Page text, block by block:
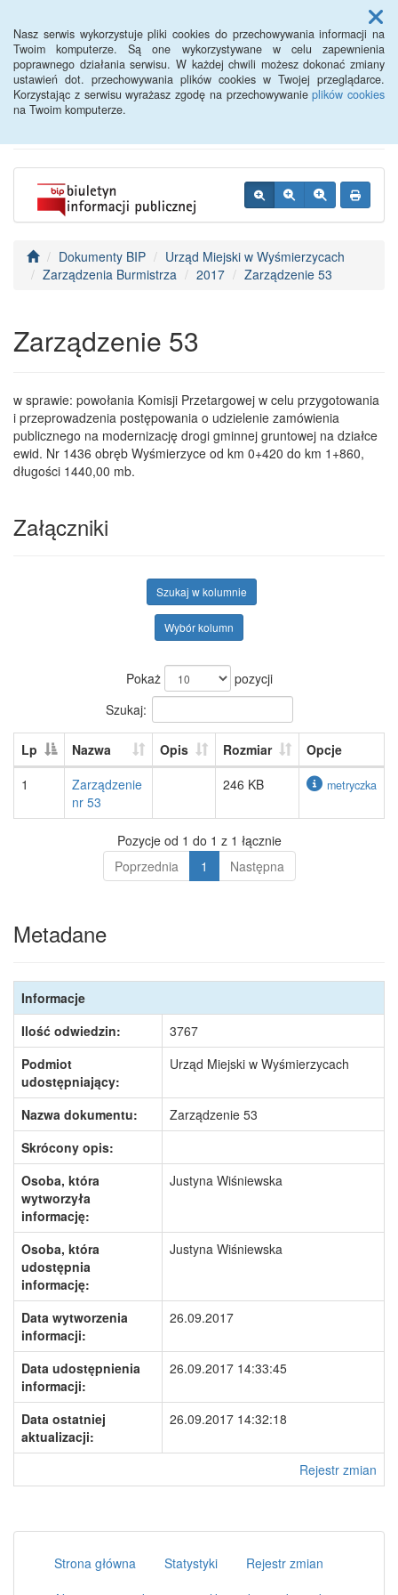
Nasz serwis wykorzystuje pliki cookies do przechowywania informacji na
Twoim komputerze. Są one wykorzystywane w celu zapewnienia
poprawnego działania serwisu. W każdej chwili możesz dokonać zmiany
ustawień dot. przechowywania plików cookies w Twojej przeglądarce.
Korzystając z serwisu wyrażasz zgodę na przechowywanieplików cookies
na Twoim komputerze.
Menu
BIP - Urząd Miejski
Wyśmierzyce
Dokumenty BIP
Urząd Miejski w Wyśmierzycach
Zarządzenia Burmistrza
2017 Zarządzenie 53
Zarządzenie 53
w sprawie: powołania Komisji Przetargowej w celu przygotowania
i przeprowadzenia postępowania o udzielenie zamówienia
publicznego na modernizację drogi gminnej gruntowej na działce
ewid. Nr 1436 obręb Wyśmierzyce od km 0+420 do km 1+860,
długości 1440,00 mb.
Załączniki
Szukaj w kolumnie
Wybór kolumn
Pokaż
pozycji
Szukaj:
Lp Nazwa Opis Rozmiar
Opcje
1
Zarządzenie
nr 53
246 KB metryczka
Pozycje od 1 do 1 z 1 łącznie
Poprzednia
1 Następna
Metadane
Informacje
Ilość odwiedzin:
3767
Podmiot
udostępniający:
Urząd Miejski w Wyśmierzycach
Nazwa dokumentu:
Zarządzenie 53
Skrócony opis:
Osoba, która
wytworzyła
informację:
Justyna Wiśniewska
Osoba, która
udostępnia
informację:
Justyna Wiśniewska
Data wytworzenia
informacji:
26.09.2017
Data udostępnienia
informacji:
26.09.2017 14:33:45
Data ostatniej
aktualizacji:
26.09.2017 14:32:18
Rejestr zmian
Strona główna Statystyki
Rejestr zmian